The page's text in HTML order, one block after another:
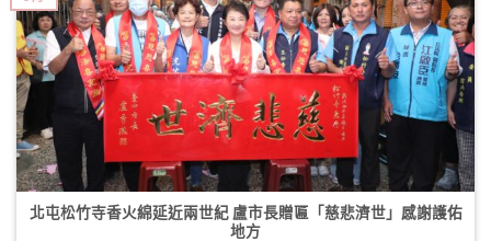
北屯松竹寺香火綿延近兩世紀 盧市長贈匾「慈悲濟世」感謝護佑
地方